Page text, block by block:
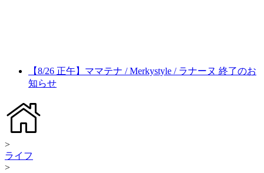
【8/26 正午】ママテナ / Merkystyle / ラナーヌ 終了のお
知らせ
>
ライフ
>